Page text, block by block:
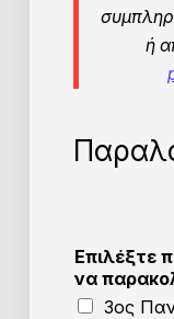
ή
Επιλέξτε
να
3ος